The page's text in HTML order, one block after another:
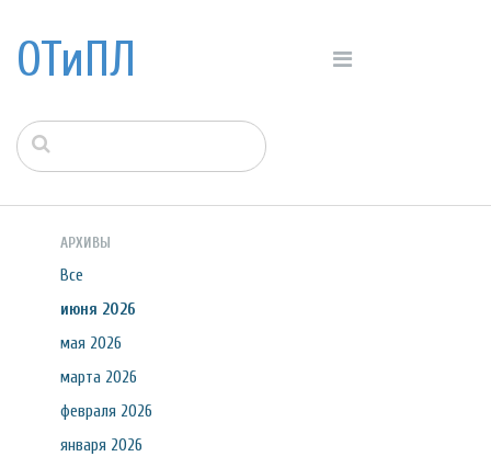
ОТиПЛ
АРХИВЫ
Все
июня 2026
мая 2026
марта 2026
февраля 2026
января 2026